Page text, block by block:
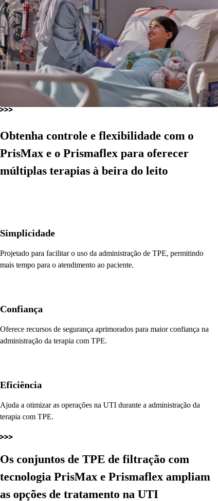
Obtenha controle e flexibilidade com o
PrisMax e o Prismaflex para oferecer
múltiplas terapias à beira do leito
Simplicidade
Projetado para facilitar o uso da administração de TPE, permitindo
mais tempo para o atendimento ao paciente.
Confiança
Oferece recursos de segurança aprimorados para maior confiança na
administração da terapia com TPE.
Eficiência
Ajuda a otimizar as operações na UTI durante a administração da
terapia com TPE.
Os conjuntos de TPE de filtração com
tecnologia PrisMax e Prismaflex ampliam
as opções de tratamento na UTI